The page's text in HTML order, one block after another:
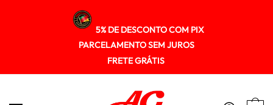
5% DE DESCONTO COM PIX
PARCELAMENTO SEM JUROS
FRETE GRÁTIS